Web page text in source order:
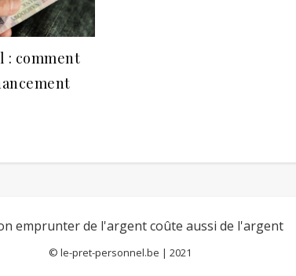
: comment
© le-pret-personnel.be | 2021